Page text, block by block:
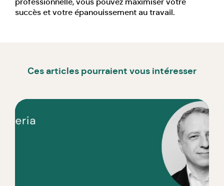
succès et votre épanouissement au travail.
Ces articles pourraient vous intéresser